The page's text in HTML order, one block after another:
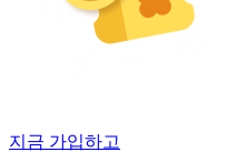
지금 가입하고